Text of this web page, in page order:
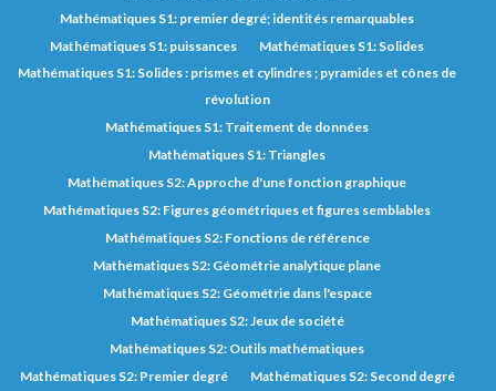
Mathématiques S1: premier degré; identités remarquables
Mathématiques S1: puissances
Mathématiques S1: Solides
Mathématiques S1: Solides : prismes et cylindres ; pyramides et cônes de
révolution
Mathématiques S1: Traitement de données
Mathématiques S1: Triangles
Mathématiques S2: Approche d'une fonction graphique
Mathématiques S2: Figures géométriques et figures semblables
Mathématiques S2: Fonctions de référence
Mathématiques S2: Géométrie analytique plane
Mathématiques S2: Géométrie dans l'espace
Mathématiques S2: Jeux de société
Mathématiques S2: Outils mathématiques
Mathématiques S2: Premier degré
Mathématiques S2: Second degré